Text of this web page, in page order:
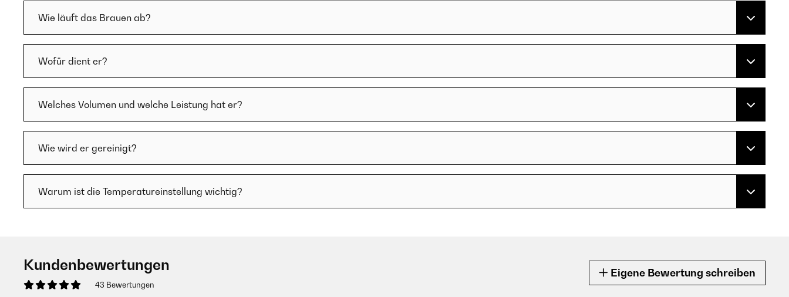
Wie läuft das Brauen ab?
Wofür dient er?
Welches Volumen und welche Leistung hat er?
Wie wird er gereinigt?
Warum ist die Temperatureinstellung wichtig?
Kundenbewertungen
43 Bewertungen
Eigene Bewertung schreiben